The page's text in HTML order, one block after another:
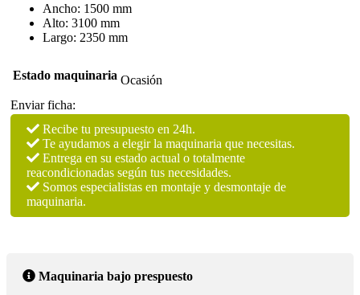
Ancho: 1500 mm
Alto: 3100 mm
Largo: 2350 mm
Estado maquinaria Ocasión
Enviar ficha:
Recibe tu presupuesto en 24h.
Te ayudamos a elegir la maquinaria que necesitas.
Entrega en su estado actual o totalmente
reacondicionadas según tus necesidades.
Somos especialistas en montaje y desmontaje de
maquinaria.
Maquinaria bajo prespuesto